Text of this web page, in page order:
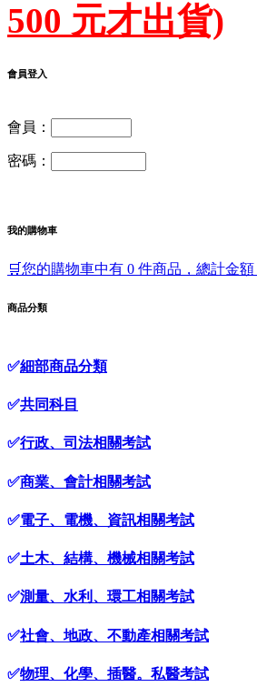
500 元才出貨)
會員登入
會員：
密碼：
我的購物車
🛒您的購物車中有 0 件商品，總計金額
商品分類
✅細部商品分類
✅共同科目
✅行政、司法相關考試
✅商業、會計相關考試
✅電子、電機、資訊相關考試
✅土木、結構、機械相關考試
✅測量、水利、環工相關考試
✅社會、地政、不動產相關考試
✅物理、化學、插醫。私醫考試